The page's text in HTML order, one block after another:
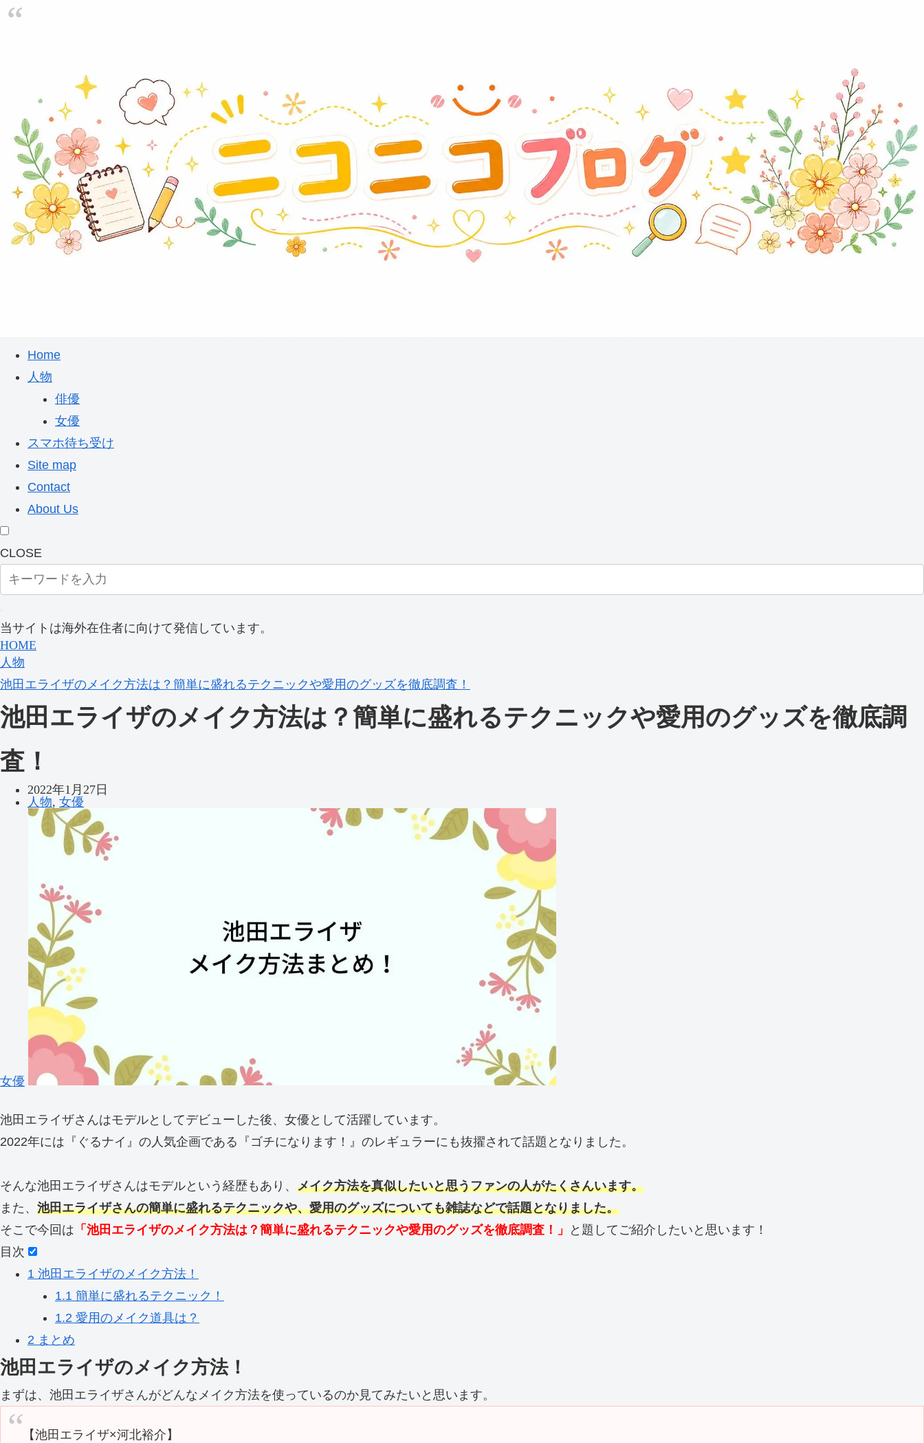
Home
人物
俳優
女優
スマホ待ち受け
Site map
Contact
About Us
CLOSE
当サイトは海外在住者に向けて発信しています。
HOME
人物
池田エライザのメイク方法は？簡単に盛れるテクニックや愛用のグッズを徹底調査！
池田エライザのメイク方法は？簡単に盛れるテクニックや愛用のグッズを徹底調
査！
2022年1月27日
人物, 女優
女優
池田エライザさんはモデルとしてデビューした後、女優として活躍しています。
2022年には『ぐるナイ』の人気企画である『ゴチになります！』のレギュラーにも抜擢されて話題となりました。
そんな池田エライザさんはモデルという経歴もあり、 メイク方法を真似したいと思うファンの人がたくさんいます。
また、 池田エライザさんの簡単に盛れるテクニックや、愛用のグッズについても雑誌などで話題となりました。
そこで今回は 「池田エライザのメイク方法は？簡単に盛れるテクニックや愛用のグッズを徹底調査！」
と題してご紹介したいと思います！
目次
1 池田エライザのメイク方法！
1.1 簡単に盛れるテクニック！
1.2 愛用のメイク道具は？
2 まとめ
池田エライザのメイク方法！
まずは、池田エライザさんがどんなメイク方法を使っているのか見てみたいと思います。
【池田エライザ×河北裕介】